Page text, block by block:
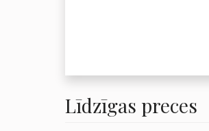
Līdzīgas preces